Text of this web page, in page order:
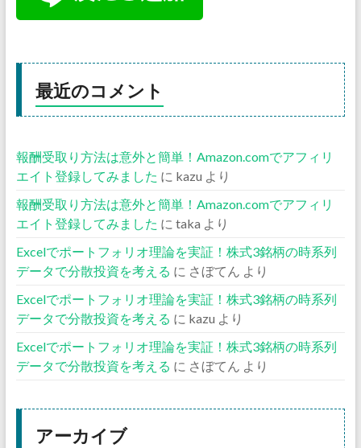
最近のコメント
報酬受取り方法は意外と簡単！Amazon.comでアフィリ
エイト登録してみました に kazu より
報酬受取り方法は意外と簡単！Amazon.comでアフィリ
エイト登録してみました に taka より
Excelでポートフォリオ理論を実証！株式3銘柄の時系列
データで分散投資を考える に さぼてん より
Excelでポートフォリオ理論を実証！株式3銘柄の時系列
データで分散投資を考える に kazu より
Excelでポートフォリオ理論を実証！株式3銘柄の時系列
データで分散投資を考える に さぼてん より
アーカイブ